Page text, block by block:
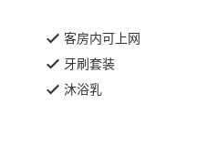
客房内可上网
牙刷套装
沐浴乳